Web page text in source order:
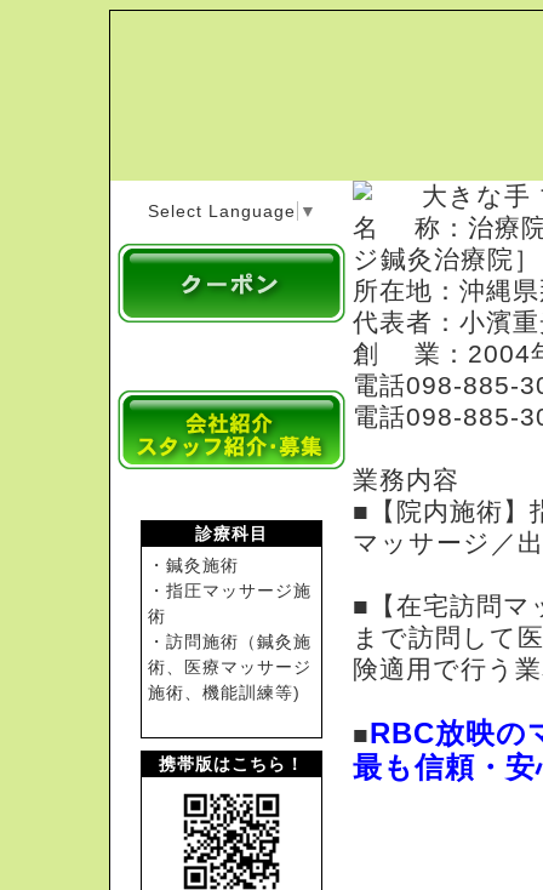
Select Language ▼
診療科目
・鍼灸施術
・指圧マッサージ施
術
・訪問施術（鍼灸施
術、医療マッサージ
施術、機能訓練等)
携帯版はこちら！
名 称：治療院
ジ鍼灸治療院］
所在地：沖縄
代表者：小濱
創 業：2004
電話098-885-
電話098-885-
業務内容
■【院内施術】
マッサージ／
■【在宅訪問マ
まで訪問して
険適用で行う
■RBC放映の
最も信頼・